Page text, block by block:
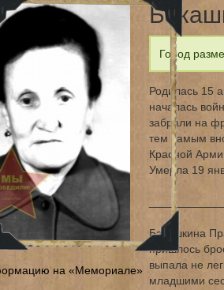
на «Мемориале»
Город
Родилась 15
началась
забрали на
тем самым
Красной
Умерла 19
Бакашкина
пришлось
выпала не
младшими